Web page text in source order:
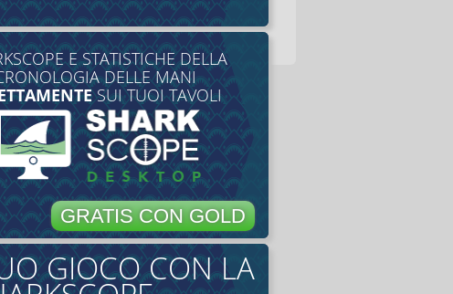
E STATISTICHE DELLA
DELLE MANI
SUI TUOI TAVOLI
GRATIS CON GOLD
GIOCO CON LA